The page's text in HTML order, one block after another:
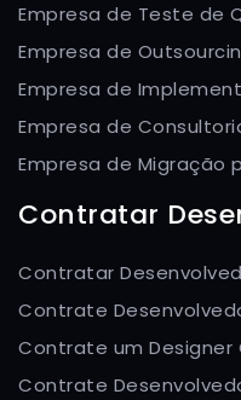
Empresa de Teste de
Empresa de
Empresa de
Empresa de
Empresa de Migração
Contratar
Contratar
Contrate
Contrate um Designer
Contrate